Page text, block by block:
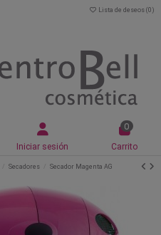
Lista de deseos (0 )
Iniciar sesión
0
Carrito
Secadores Secador Magenta AG